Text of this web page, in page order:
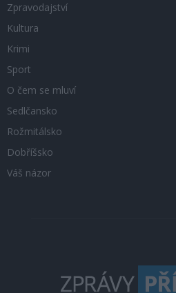
Zpravodajství
Kultura
Krimi
Sport
O čem se mluví
Sedlčansko
Rožmitálsko
Dobříšsko
Váš názor